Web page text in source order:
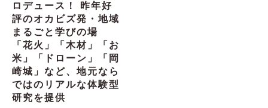
ロデュース！ 昨年好
評のオカビズ発・地域
まるごと学びの場
「花火」「木材」「お
米」「ドローン」「岡
崎城」など、地元なら
ではのリアルな体験型
研究を提供